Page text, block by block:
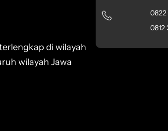
di wilayah
wilayah Jawa
0822
0812